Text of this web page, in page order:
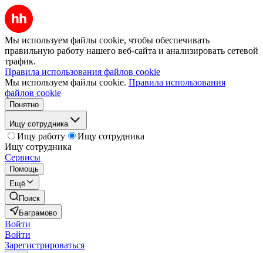
Мы используем файлы cookie, чтобы обеспечивать
правильную работу нашего веб-сайта и анализировать сетевой
трафик.
Правила использования файлов cookie
Мы используем файлы cookie. Правила использования
файлов cookie
Понятно
Ищу сотрудника
Ищу работу
Ищу сотрудника
Ищу сотрудника
Сервисы
Помощь
Ещё
Поиск
Баграмово
Войти
Войти
Зарегистрироваться